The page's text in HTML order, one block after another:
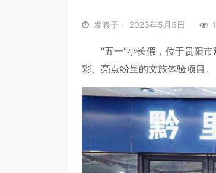
发表于： 2023年5月5日
“五一”小长假，位于贵阳
彩、亮点纷呈的文旅体验项目。